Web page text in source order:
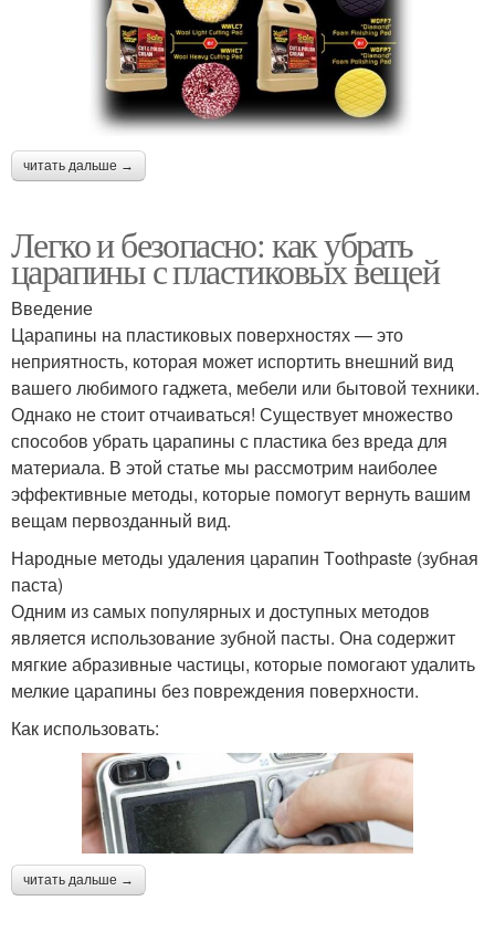
читать дальше →
Легко и безопасно: как убрать
царапины с пластиковых вещей
Введение
Царапины на пластиковых поверхностях — это
неприятность, которая может испортить внешний вид
вашего любимого гаджета, мебели или бытовой техники.
Однако не стоит отчаиваться! Существует множество
способов убрать царапины с пластика без вреда для
материала. В этой статье мы рассмотрим наиболее
эффективные методы, которые помогут вернуть вашим
вещам первозданный вид.
Народные методы удаления царапин Тoothpaste (зубная
паста)
Одним из самых популярных и доступных методов
является использование зубной пасты. Она содержит
мягкие абразивные частицы, которые помогают удалить
мелкие царапины без повреждения поверхности.
Как использовать:
читать дальше →